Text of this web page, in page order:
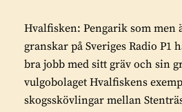
Hvalfisken: Pengarik som men
granskar på Sveriges Radio P1
bra jobb med sitt gräv och sin
vulgobolaget Hvalfiskens
skogsskövlingar mellan